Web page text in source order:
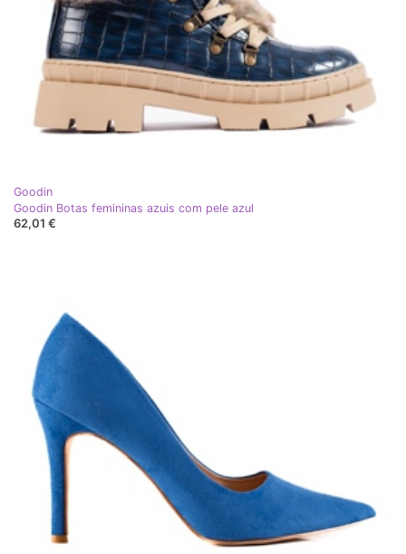
Goodin
Goodin Botas femininas azuis com pele azul
62,01 €